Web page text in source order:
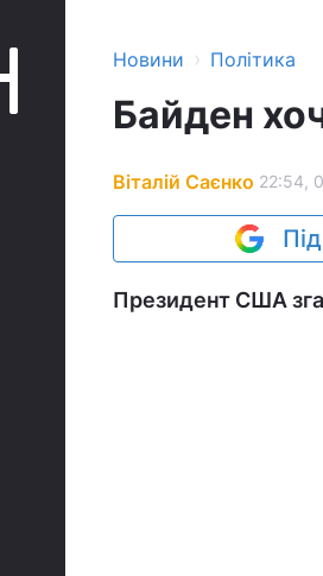
Новини › Політика
Байден
Віталій Саєнко 22:54,
Президент США